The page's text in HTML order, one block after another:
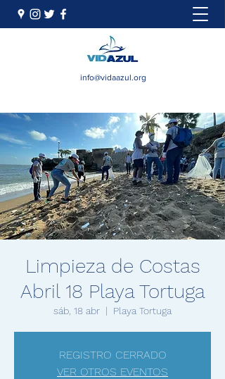
info@vidaazul.org
Limpieza de Costas
Abril 18 Playa Tortuga
sáb, 18 abr
  |
Playa Tortuga
REGISTRO CERRADO
VER OTROS EVENTOS